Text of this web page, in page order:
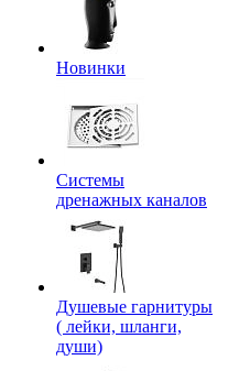
Новинки
Системы
дренажных каналов
Душевые гарнитуры
( лейки, шланги,
души)